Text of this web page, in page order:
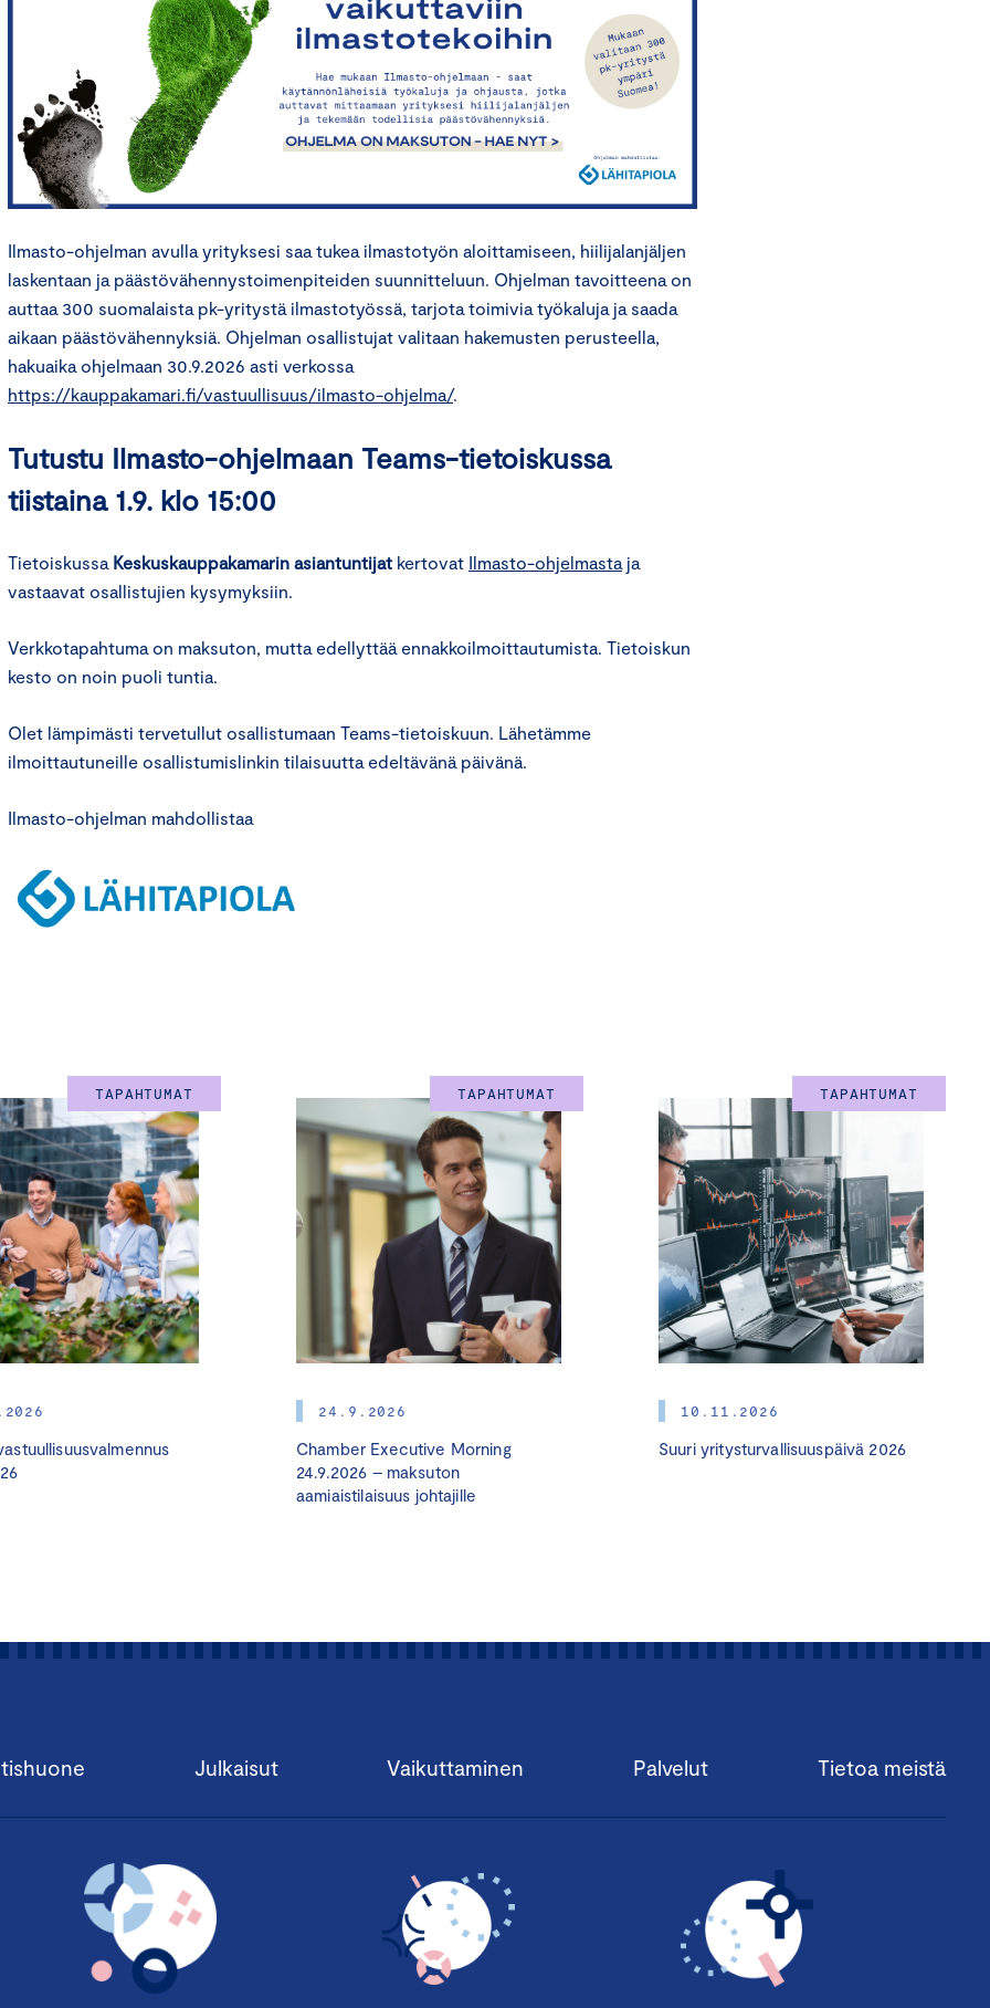
Ilmasto-ohjelman avulla yrityksesi saa tukea ilmastotyön aloittamiseen, hiilijalanjäljen
laskentaan ja päästövähennystoimenpiteiden suunnitteluun. Ohjelman tavoitteena on
auttaa 300 suomalaista pk-yritystä ilmastotyössä, tarjota toimivia työkaluja ja saada
aikaan päästövähennyksiä. Ohjelman osallistujat valitaan hakemusten perusteella,
hakuaika ohjelmaan 30.9.2026 asti verkossa
https://kauppakamari.fi/vastuullisuus/ilmasto-ohjelma/.
Tutustu Ilmasto-ohjelmaan Teams-tietoiskussa
tiistaina 1.9. klo 15:00
Tietoiskussa Keskuskauppakamarin asiantuntijat kertovat Ilmasto-ohjelmasta ja
vastaavat osallistujien kysymyksiin.
Verkkotapahtuma on maksuton, mutta edellyttää ennakkoilmoittautumista. Tietoiskun
kesto on noin puoli tuntia.
Olet lämpimästi tervetullut osallistumaan Teams-tietoiskuun. Lähetämme
ilmoittautuneille osallistumislinkin tilaisuutta edeltävänä päivänä.
Ilmasto-ohjelman mahdollistaa
TAPAHTUMAT TAPAHTUMAT
24.9.2026
Chamber Executive Morning
24.9.2026 – maksuton
aamiaistilaisuus johtajille
TAPAHTUMAT
10.11.2026
Suuri yritysturvallisuuspäivä 2026
Julkaisut Vaikuttaminen Palvelut Tietoa meistä